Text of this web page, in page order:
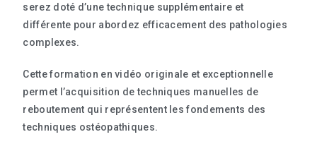
serez doté d’une technique supplémentaire et
différente pour abordez efficacement des pathologies
complexes.
Cette formation en vidéo originale et exceptionnelle
permet l’acquisition de techniques manuelles de
reboutement qui représentent les fondements des
techniques ostéopathiques.